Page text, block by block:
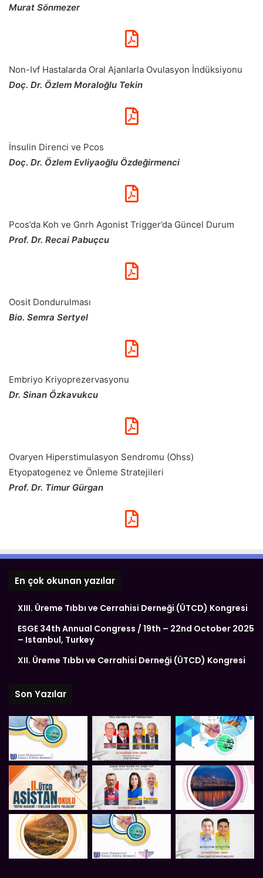
Murat Sönmezer
Non-Ivf Hastalarda Oral Ajanlarla Ovulasyon İndüksiyonu
Doç. Dr. Özlem Moraloğlu Tekin
İnsulin Direnci ve Pcos
Doç. Dr. Özlem Evliyaoğlu Özdeğirmenci
Pcos’da Koh ve Gnrh Agonist Trigger’da Güncel Durum
Prof. Dr. Recai Pabuçcu
Oosit Dondurulması
Bio. Semra Sertyel
Embriyo Kriyoprezervasyonu
Dr. Sinan Özkavukcu
Ovaryen Hiperstimulasyon Sendromu (Ohss)
Etyopatogenez ve Önleme Stratejileri
Prof. Dr. Timur Gürgan
En çok okunan yazılar
XIII. Üreme Tıbbı ve Cerrahisi Derneği (ÜTCD) Kongresi
ESGE 34th Annual Congress / 19th – 22nd October 2025
– Istanbul, Turkey
XII. Üreme Tıbbı ve Cerrahisi Derneği (ÜTCD) Kongresi
Son Yazılar